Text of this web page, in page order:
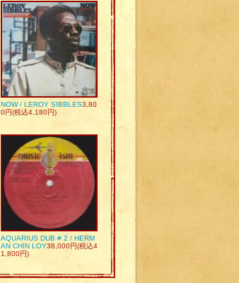
NOW / LEROY SIBBLES3,80
0円(税込4,180円)
AQUARIUS DUB # 2 / HERM
AN CHIN LOY38,000円(税込4
1,800円)